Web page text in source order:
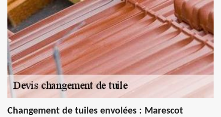
Changement de tuiles envolées : Marescot